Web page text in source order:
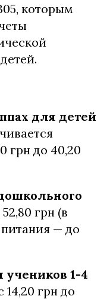
которым
для детей
грн до 40,20
грн (в
— до
учеников 1-4
14,20 грн до